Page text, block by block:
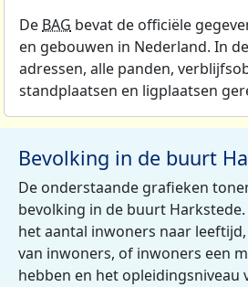
De BAG bevat de officiële
en gebouwen in Nederland. In
adressen, alle panden,
standplaatsen en ligplaatsen
Bevolking in de buurt
De onderstaande grafieken
bevolking in de buurt
het aantal inwoners naar
van inwoners, of inwoners een
hebben en het opleidingsniveau